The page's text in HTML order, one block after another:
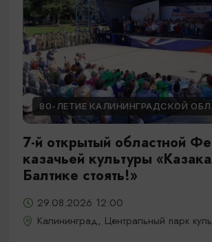
80-ЛЕТИЕ КАЛИНИНГРАДСКОЙ
7-й открытый областной
казачьей культуры
Балтике стоять!»
29.08.2026 12:00
Калининград, Центральный парк